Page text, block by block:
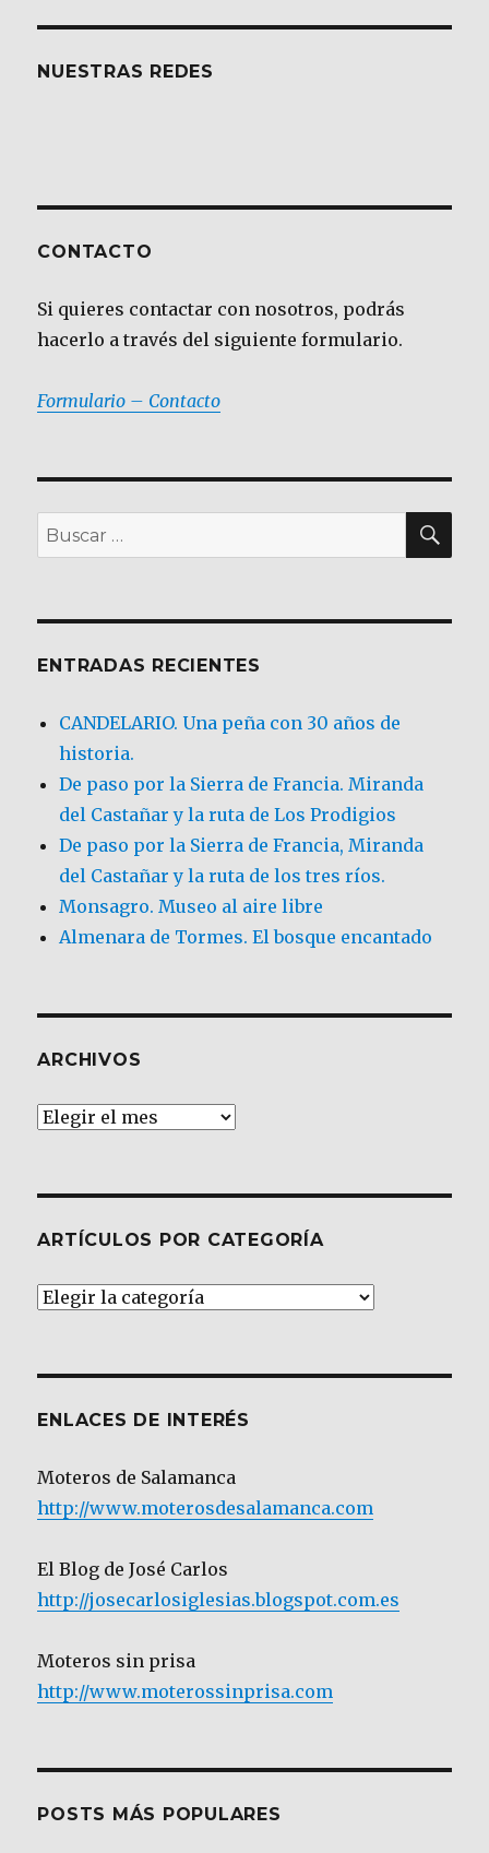
NUESTRAS REDES
CONTACTO
Si quieres contactar con nosotros, podrás
hacerlo a través del siguiente formulario.
Formulario – Contacto
Buscar
por:
ENTRADAS RECIENTES
CANDELARIO. Una peña con 30 años de
historia.
De paso por la Sierra de Francia. Miranda
del Castañar y la ruta de Los Prodigios
De paso por la Sierra de Francia, Miranda
del Castañar y la ruta de los tres ríos.
Monsagro. Museo al aire libre
Almenara de Tormes. El bosque encantado
ARCHIVOS
Archivos
ARTÍCULOS POR CATEGORÍA
Artículos
ENLACES DE INTERÉS
Moteros de Salamanca
http://www.moterosdesalamanca.com
El Blog de José Carlos
http://josecarlosiglesias.blogspot.com.es
Moteros sin prisa
http://www.moterossinprisa.com
POSTS MÁS POPULARES